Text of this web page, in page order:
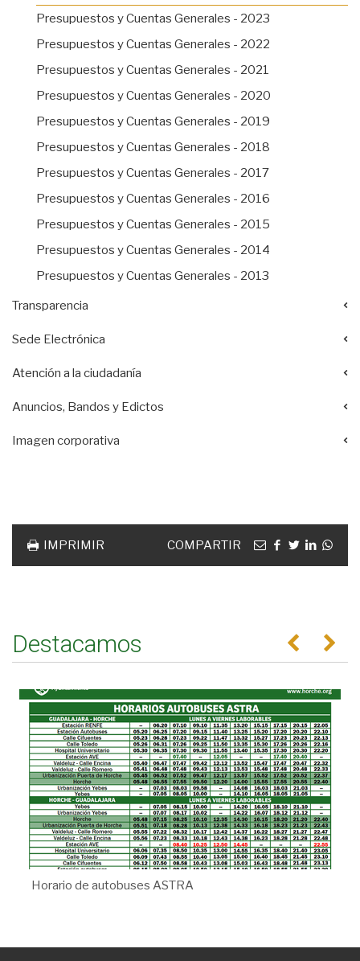
Presupuestos y Cuentas Generales - 2023
Presupuestos y Cuentas Generales - 2022
Presupuestos y Cuentas Generales - 2021
Presupuestos y Cuentas Generales - 2020
Presupuestos y Cuentas Generales - 2019
Presupuestos y Cuentas Generales - 2018
Presupuestos y Cuentas Generales - 2017
Presupuestos y Cuentas Generales - 2016
Presupuestos y Cuentas Generales - 2015
Presupuestos y Cuentas Generales - 2014
Presupuestos y Cuentas Generales - 2013
Transparencia
Sede Electrónica
Atención a la ciudadanía
Anuncios, Bandos y Edictos
Imagen corporativa
IMPRIMIR COMPARTIR Emailfacebook
twitterlinkedin
Destacamos Anterior
Horario de autobuses ASTRA